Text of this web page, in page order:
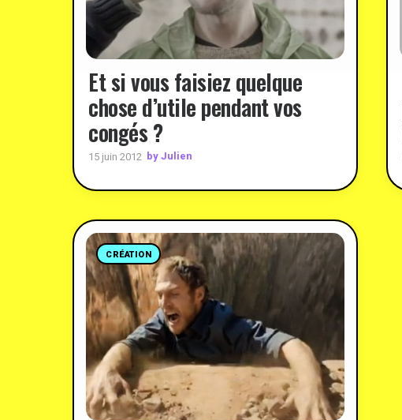
Et si vous faisiez quelque
chose d’utile pendant vos
congés ?
15 juin 2012 by Julien
CRÉATION